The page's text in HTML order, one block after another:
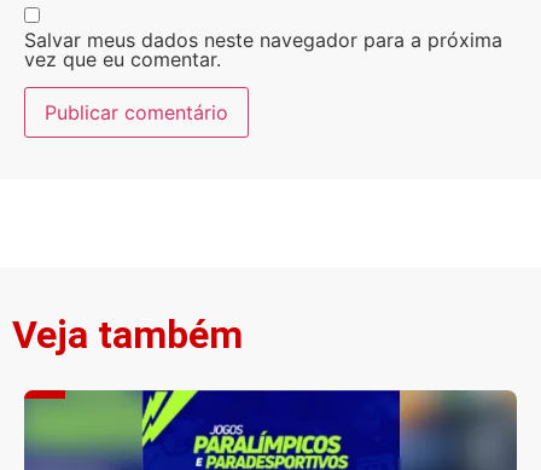
Salvar meus dados neste navegador para a próxima
vez que eu comentar.
Veja também